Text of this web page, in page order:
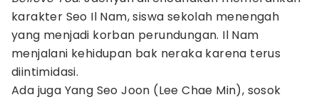
karakter Seo Il Nam, siswa sekolah menengah
yang menjadi korban perundungan. Il Nam
menjalani kehidupan bak neraka karena terus
diintimidasi.
Ada juga Yang Seo Joon (Lee Chae Min), sosok